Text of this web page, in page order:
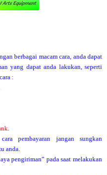
berbagai macam cara, anda dapat
yang dapat anda lakukan, seperti
:
pembayaran jangan sungkan
anda.
pengiriman” pada saat melakukan